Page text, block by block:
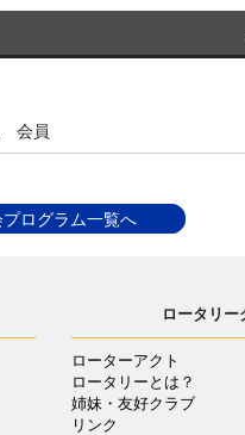
会員
ログラム一覧へ
ロータリー
ローターアクト
ロータリーとは？
姉妹・友好クラブ
リンク